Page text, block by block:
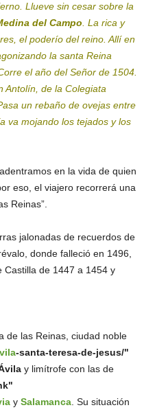
Llueve sin cesar sobre la
del Campo . La rica y
el poderío del reino. Allí en
la santa Reina
Corre el año del Señor de 1504.
Antolín, de la Colegiata
un rebaño de ovejas entre
va mojando los tejados y los
en la vida de quien
eso, el viajero recorrerá una
Reinas”.
jalonadas de recuerdos de
donde falleció en 1496,
Castilla de 1447 a 1454 y
de las Reinas, ciudad noble
-santa-teresa-de-jesus/"
y limítrofe con las de
y Salamanca . Su situación